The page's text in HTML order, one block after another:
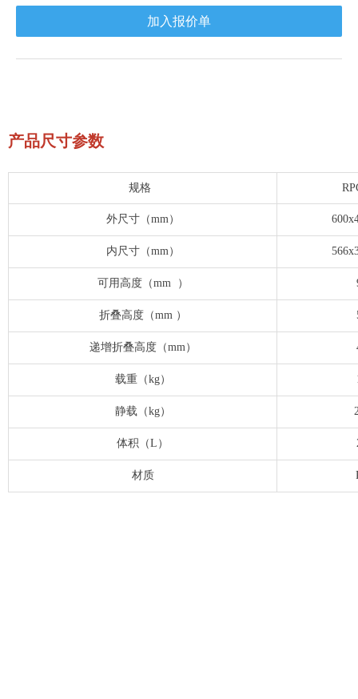
加入报价单
产品尺寸参数
规格
外尺寸（mm）
内尺寸（mm）
可用高度（mm ）
折叠高度（mm ）
递增折叠高度（mm）
载重（kg）
静载（kg）
体积（L）
材质